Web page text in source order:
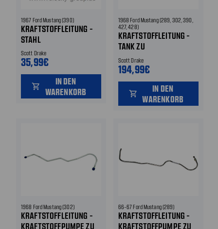
1967 Ford Mustang (390)
KRAFTSTOFFLEITUNG -
STAHL
Scott Drake
35,99€
shopping_cart
IN DEN
WARENKORB
1968 Ford Mustang (289, 302, 390,
427, 428)
KRAFTSTOFFLEITUNG -
TANK ZU
KRAFTSTOFFPUMPE -
OHNE VERSETZTE
STOSSDÄMPFER - E
DELSTAHL
Scott Drake
194,99€
shopping_cart
IN DEN
WARENKORB
1968 Ford Mustang (302)
KRAFTSTOFFLEITUNG -
KRAFTSTOFFPUMPE ZU
66-67 Ford Mustang (289)
KRAFTSTOFFLEITUNG -
KRAFTSTOFFPUMPE ZU